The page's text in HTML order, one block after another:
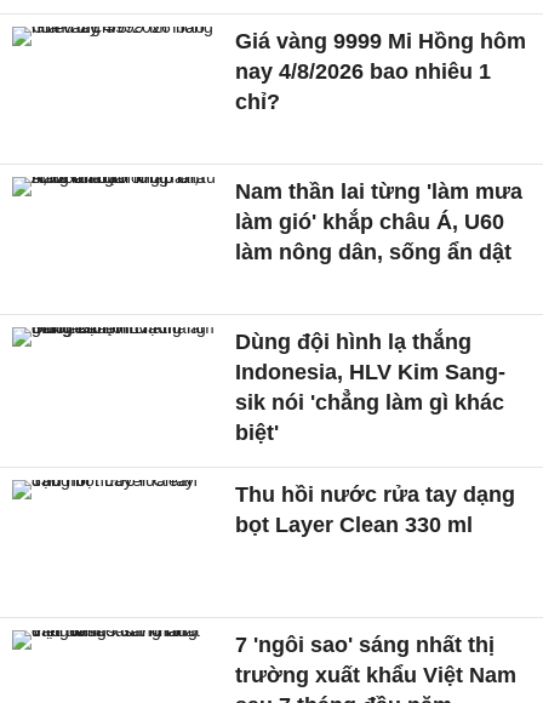
Giá vàng 9999 Mi Hồng hôm
nay 4/8/2026 bao nhiêu 1
chỉ?
Nam thần lai từng 'làm mưa
làm gió' khắp châu Á, U60
làm nông dân, sống ẩn dật
Dùng đội hình lạ thắng
Indonesia, HLV Kim Sang-
sik nói 'chẳng làm gì khác
biệt'
Thu hồi nước rửa tay dạng
bọt Layer Clean 330 ml
7 'ngôi sao' sáng nhất thị
trường xuất khẩu Việt Nam